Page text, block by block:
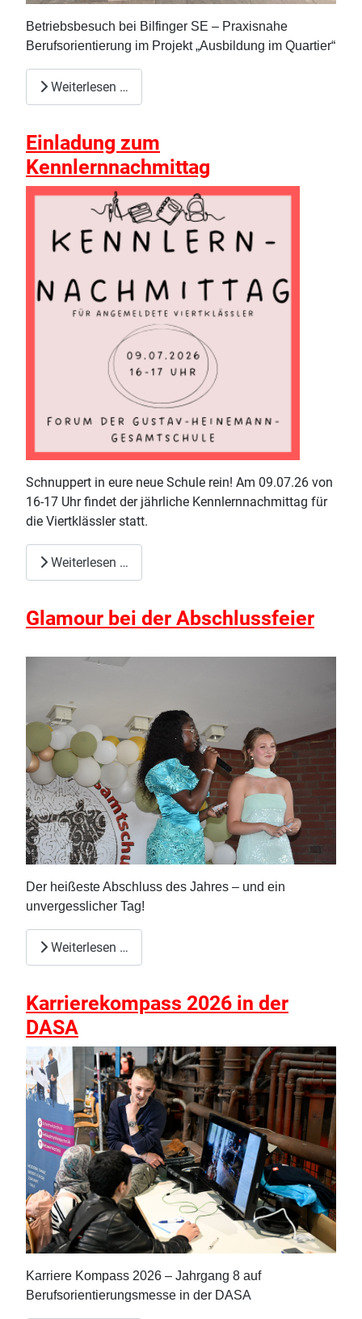
Betriebsbesuch bei Bilfinger SE – Praxisnahe
Berufsorientierung im Projekt „Ausbildung im Quartier“
Weiterlesen …
Einladung zum
Kennlernnachmittag
Schnuppert in eure neue Schule rein! Am 09.07.26 von
16-17 Uhr findet der jährliche Kennlernnachmittag für
die Viertklässler statt.
Weiterlesen …
Glamour bei der Abschlussfeier
Der heißeste Abschluss des Jahres – und ein
unvergesslicher Tag!
Weiterlesen …
Karrierekompass 2026 in der
DASA
Karriere Kompass 2026 – Jahrgang 8 auf
Berufsorientierungsmesse in der DASA